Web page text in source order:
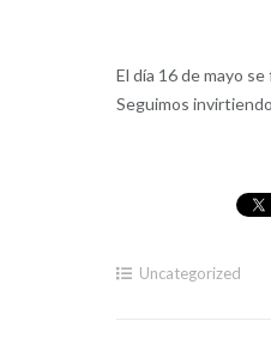
El día 16 de mayo
Seguimos
Uncategorized